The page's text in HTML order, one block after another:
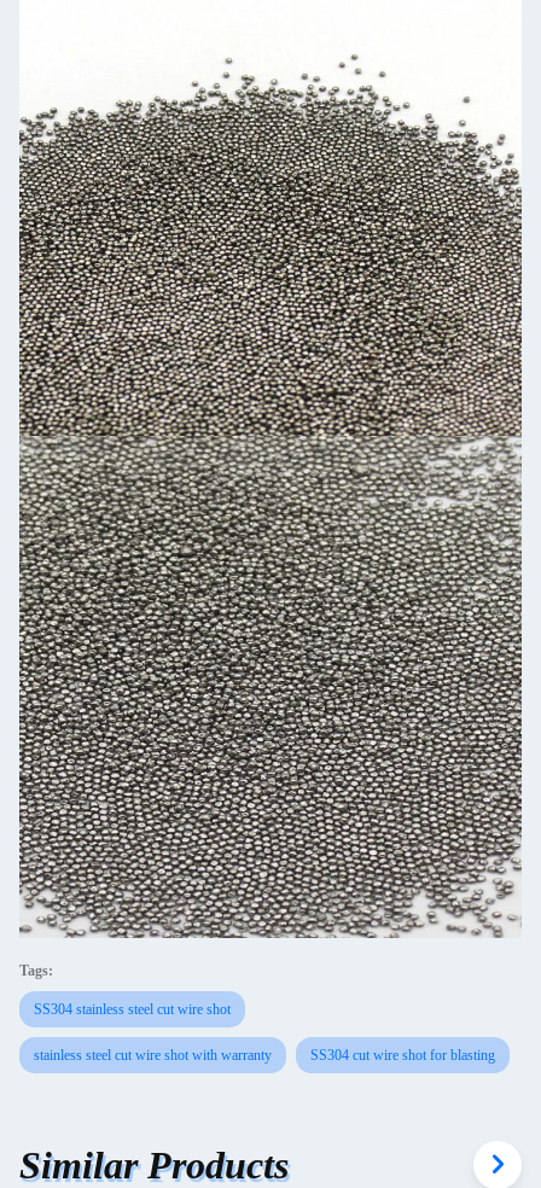
Tags:
SS304 stainless steel cut wire shot
stainless steel cut wire shot with warranty SS304 cut wire shot for blasting
Similar Products